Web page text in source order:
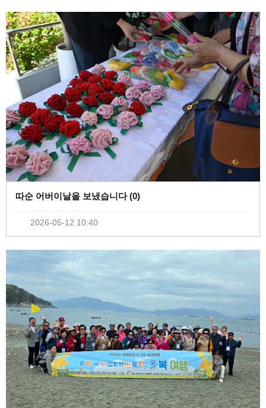
따순 어버이날을 보냈습니다 (0)
2026-05-12 10:40